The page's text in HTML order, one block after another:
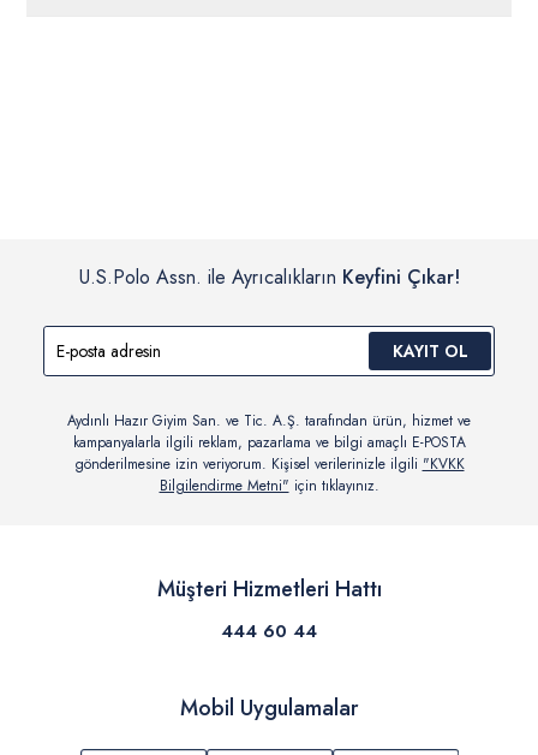
U.S.Polo Assn. ile Ayrıcalıkların Keyfini Çıkar!
KAYIT OL
Aydınlı Hazır Giyim San. ve Tic. A.Ş. tarafından ürün, hizmet ve
kampanyalarla ilgili reklam, pazarlama ve bilgi amaçlı E-POSTA
gönderilmesine izin veriyorum. Kişisel verilerinizle ilgili "KVKK
Bilgilendirme Metni" için tıklayınız.
Müşteri Hizmetleri Hattı
444 60 44
Mobil Uygulamalar